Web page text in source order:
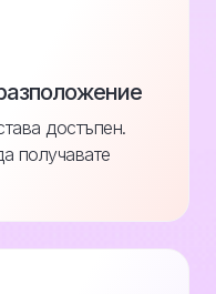
достъпен.
получавате